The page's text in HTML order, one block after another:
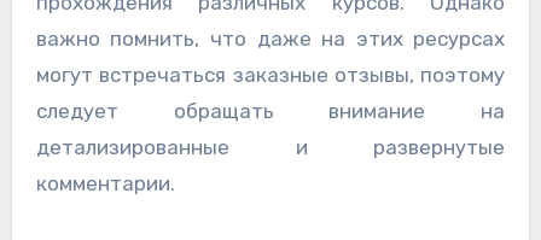
важно помнить, что даже на этих ресурсах
могут встречаться заказные отзывы, поэтому
следует обращать внимание на
детализированные и развернутые
комментарии.